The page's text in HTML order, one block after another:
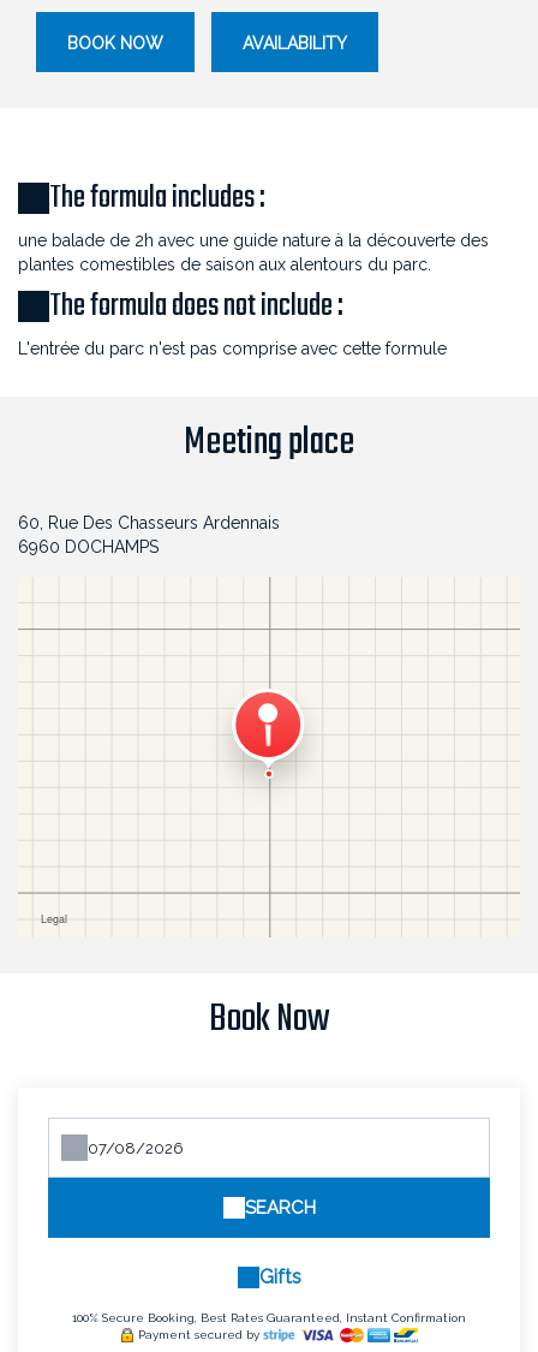
BOOK NOW AVAILABILITY
The formula includes :
une balade de 2h avec une guide nature à la découverte des
The formula does not include :
L'entrée du parc n'est pas comprise avec cette formule
Meeting place
60, Rue Des Chasseurs Ardennais
6960 DOCHAMPS
Book Now
SEARCH
Gifts
100% Secure Booking, Best Rates Guaranteed, Instant Confirmation
Payment secured by